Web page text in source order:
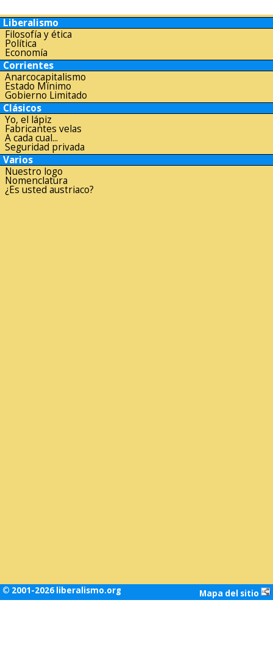
Liberalismo
Filosofía y ética
Política
Economía
Corrientes
Anarcocapitalismo
Estado Mínimo
Gobierno Limitado
Clásicos
Yo, el lápiz
Fabricantes velas
A cada cual...
Seguridad privada
Varios
Nuestro logo
Nomenclatura
¿Es usted austriaco?
© 2001-2026 liberalismo.org Mapa del sitio